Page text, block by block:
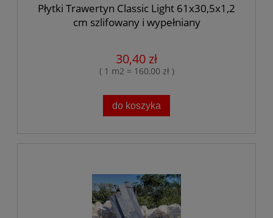
Płytki Trawertyn Classic Light 61x30,5x1,2
cm szlifowany i wypełniany
30,40 zł
( 1 m2 = 160,00 zł )
do koszyka